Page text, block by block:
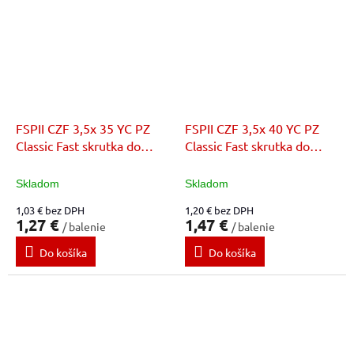
FSPII CZF 3,5x 35 YC PZ
Classic Fast skrutka do
Skladom
1,03 € bez DPH
1,27 € / balenie
Do košíka
FSPII CZF 3,5x 40 YC PZ
Classic Fast skrutka do
Skladom
1,20 € bez DPH
1,47 € / balenie
Do košíka